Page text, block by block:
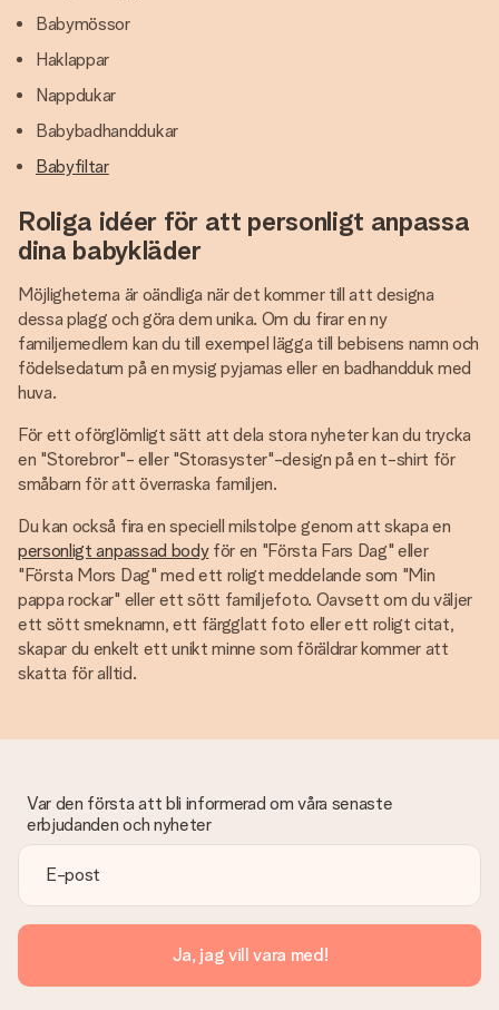
Babymössor
Haklappar
Nappdukar
Babybadhanddukar
Babyfiltar
Roliga idéer för att personligt anpassa
dina babykläder
Möjligheterna är oändliga när det kommer till att designa
dessa plagg och göra dem unika. Om du firar en ny
familjemedlem kan du till exempel lägga till bebisens namn och
födelsedatum på en mysig pyjamas eller en badhandduk med
huva.
För ett oförglömligt sätt att dela stora nyheter kan du trycka
en "Storebror"- eller "Storasyster"-design på en t-shirt för
småbarn för att överraska familjen.
Du kan också fira en speciell milstolpe genom att skapa en
personligt anpassad bodyför en "Första Fars Dag" eller
"Första Mors Dag" med ett roligt meddelande som "Min
pappa rockar" eller ett sött familjefoto. Oavsett om du väljer
ett sött smeknamn, ett färgglatt foto eller ett roligt citat,
skapar du enkelt ett unikt minne som föräldrar kommer att
skatta för alltid.
Var den första att bli informerad om våra senaste
erbjudanden och nyheter
Ja, jag vill vara med!